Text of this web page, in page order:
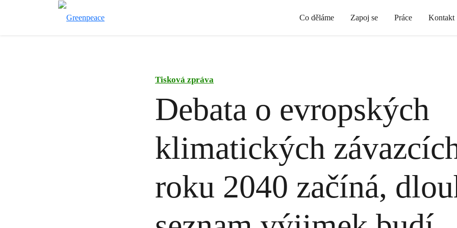
Co děláme Zapoj se Práce Kontakt
Tisková zpráva
Debata o evropských
klimatických
roku 2040 začíná,